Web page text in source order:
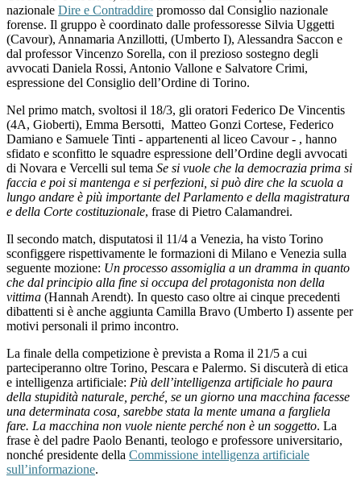
nazionale Dire e Contraddire promosso dal Consiglio nazionale
forense. Il gruppo è coordinato dalle professoresse Silvia Uggetti
(Cavour), Annamaria Anzillotti, (Umberto I), Alessandra Saccon e
dal professor Vincenzo Sorella, con il prezioso sostegno degli
avvocati Daniela Rossi, Antonio Vallone e Salvatore Crimi,
espressione del Consiglio dell’Ordine di Torino.
Nel primo match, svoltosi il 18/3, gli oratori Federico De Vincentis
(4A, Gioberti), Emma Bersotti, Matteo Gonzi Cortese, Federico
Damiano e Samuele Tinti - appartenenti al liceo Cavour - , hanno
sfidato e sconfitto le squadre espressione dell’Ordine degli avvocati
di Novara e Vercelli sul tema Se si vuole che la democrazia prima si
faccia e poi si mantenga e si perfezioni, si può dire che la scuola a
lungo andare è più importante del Parlamento e della magistratura
e della Corte costituzionale, frase di Pietro Calamandrei.
Il secondo match, disputatosi il 11/4 a Venezia, ha visto Torino
sconfiggere rispettivamente le formazioni di Milano e Venezia sulla
seguente mozione: Un processo assomiglia a un dramma in quanto
che dal principio alla fine si occupa del protagonista non della
vittima (Hannah Arendt). In questo caso oltre ai cinque precedenti
dibattenti si è anche aggiunta Camilla Bravo (Umberto I) assente per
motivi personali il primo incontro.
La finale della competizione è prevista a Roma il 21/5 a cui
parteciperanno oltre Torino, Pescara e Palermo. Si discuterà di etica
e intelligenza artificiale: Più dell’intelligenza artificiale ho paura
della stupidità naturale, perché, se un giorno una macchina facesse
una determinata cosa, sarebbe stata la mente umana a fargliela
fare. La macchina non vuole niente perché non è un soggetto. La
frase è del padre Paolo Benanti, teologo e professore universitario,
nonché presidente della Commissione intelligenza artificiale
sull’informazione.